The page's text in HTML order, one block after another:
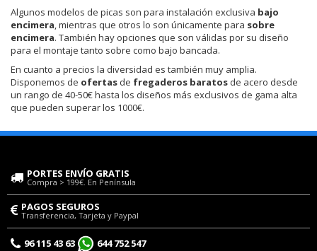
Algunos modelos de picas son para instalación exclusiva bajo
encimera, mientras que otros lo son únicamente para sobre
encimera. También hay opciones que son válidas por su diseño
para el montaje tanto sobre como bajo bancada.
En cuanto a precios la diversidad es también muy amplia.
Disponemos de ofertas de fregaderos baratos de acero desde
un rango de 40-50€ hasta los diseños más exclusivos de gama alta
que pueden superar los 1000€.
PORTES ENVÍO GRATIS
Compra > 199€. En Península
PAGOS SEGUROS
Transferencia, Tarjeta y Paypal
96 115 43 63 644 752 547